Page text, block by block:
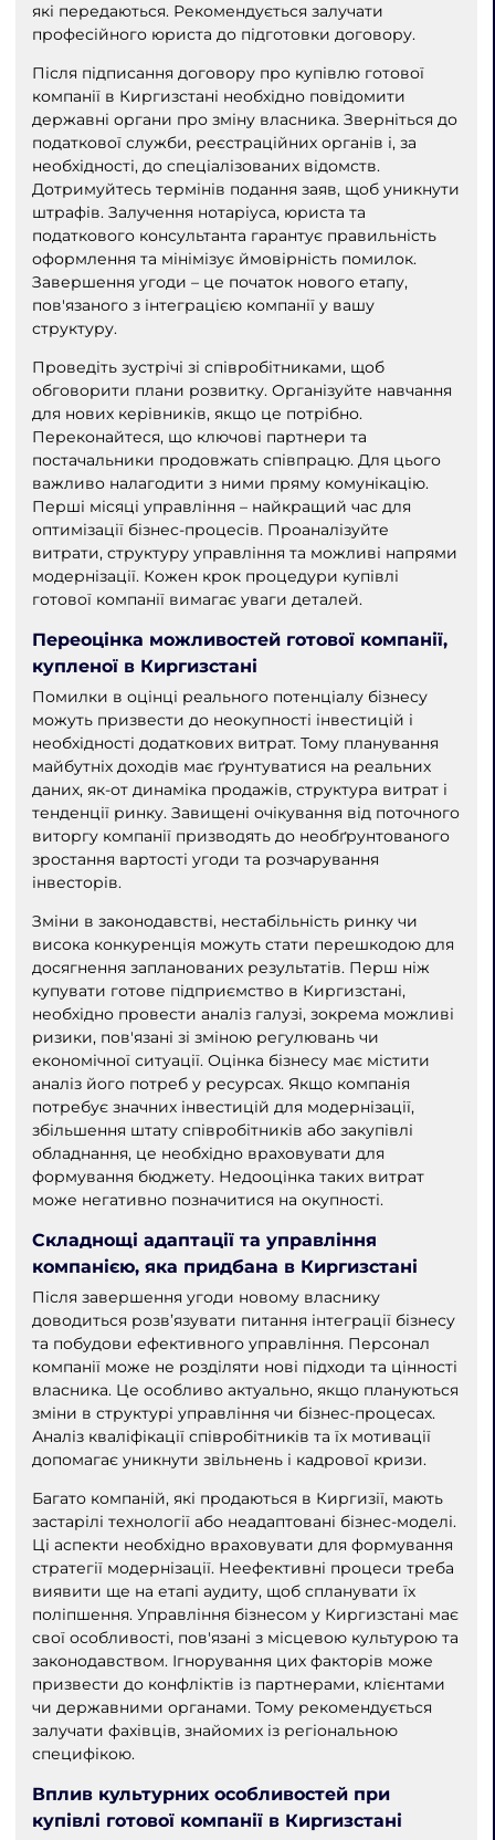
які передаються. Рекомендується залучати
професійного юриста до підготовки договору.
Після підписання договору про купівлю готової
компанії в Киргизстані необхідно повідомити
державні органи про зміну власника. Зверніться до
податкової служби, реєстраційних органів і, за
необхідності, до спеціалізованих відомств.
Дотримуйтесь термінів подання заяв, щоб уникнути
штрафів. Залучення нотаріуса, юриста та
податкового консультанта гарантує правильність
оформлення та мінімізує ймовірність помилок.
Завершення угоди – це початок нового етапу,
пов'язаного з інтеграцією компанії у вашу
структуру.
Проведіть зустрічі зі співробітниками, щоб
обговорити плани розвитку. Організуйте навчання
для нових керівників, якщо це потрібно.
Переконайтеся, що ключові партнери та
постачальники продовжать співпрацю. Для цього
важливо налагодити з ними пряму комунікацію.
Перші місяці управління – найкращий час для
оптимізації бізнес-процесів. Проаналізуйте
витрати, структуру управління та можливі напрями
модернізації. Кожен крок процедури купівлі
готової компанії вимагає уваги деталей.
Переоцінка можливостей готової компанії,
купленої в Киргизстані
Помилки в оцінці реального потенціалу бізнесу
можуть призвести до неокупності інвестицій і
необхідності додаткових витрат. Тому планування
майбутніх доходів має ґрунтуватися на реальних
даних, як-от динаміка продажів, структура витрат і
тенденції ринку. Завищені очікування від поточного
виторгу компанії призводять до необґрунтованого
зростання вартості угоди та розчарування
інвесторів.
Зміни в законодавстві, нестабільність ринку чи
висока конкуренція можуть стати перешкодою для
досягнення запланованих результатів. Перш ніж
купувати готове підприємство в Киргизстані,
необхідно провести аналіз галузі, зокрема можливі
ризики, пов'язані зі зміною регулювань чи
економічної ситуації. Оцінка бізнесу має містити
аналіз його потреб у ресурсах. Якщо компанія
потребує значних інвестицій для модернізації,
збільшення штату співробітників або закупівлі
обладнання, це необхідно враховувати для
формування бюджету. Недооцінка таких витрат
може негативно позначитися на окупності.
Складнощі адаптації та управління
компанією, яка придбана в Киргизстані
Після завершення угоди новому власнику
доводиться розв’язувати питання інтеграції бізнесу
та побудови ефективного управління. Персонал
компанії може не розділяти нові підходи та цінності
власника. Це особливо актуально, якщо плануються
зміни в структурі управління чи бізнес-процесах.
Аналіз кваліфікації співробітників та їх мотивації
допомагає уникнути звільнень і кадрової кризи.
Багато компаній, які продаються в Киргизії, мають
застарілі технології або неадаптовані бізнес-моделі.
Ці аспекти необхідно враховувати для формування
стратегії модернізації. Неефективні процеси треба
виявити ще на етапі аудиту, щоб спланувати їх
поліпшення. Управління бізнесом у Киргизстані має
свої особливості, пов'язані з місцевою культурою та
законодавством. Ігнорування цих факторів може
призвести до конфліктів із партнерами, клієнтами
чи державними органами. Тому рекомендується
залучати фахівців, знайомих із регіональною
специфікою.
Вплив культурних особливостей при
купівлі готової компанії в Киргизстані